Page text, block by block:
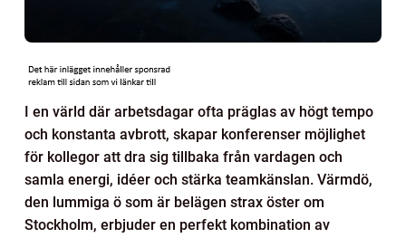
I en värld där arbetsdagar ofta präglas av högt tempo
och konstanta avbrott, skapar konferenser möjlighet
för kollegor att dra sig tillbaka från vardagen och
samla energi, idéer och stärka teamkänslan. Värmdö,
den lummiga ö som är belägen strax öster om
Stockholm, erbjuder en perfekt kombination av